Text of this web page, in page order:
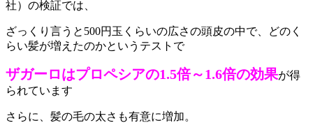
社）の検証では、
ざっくり言うと500円玉くらいの広さの頭皮の中で、どのく
らい髪が増えたのかというテストで
ザガーロはプロペシアの1.5倍～1.6倍の効果が得
られています
さらに、髪の毛の太さも有意に増加。